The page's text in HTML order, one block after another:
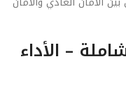
– الأداء